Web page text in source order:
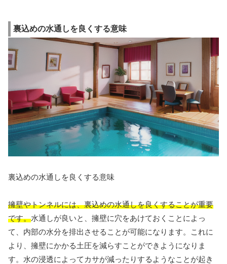
裏込めの水通しを良くする意味
裏込めの水通しを良くする意味
擁壁やトンネルには、裏込めの水通しを良くすることが重要
です。水通しが良いと、擁壁に穴をあけておくことによっ
て、内部の水分を排出させることが可能になります。これに
より、擁壁にかかる土圧を減らすことができようになりま
す。水の浸透によってカサが減ったりするようなことが起き